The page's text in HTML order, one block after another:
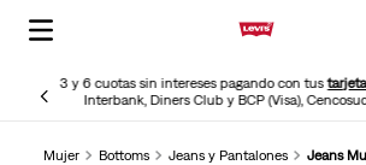
3 y 6 cuotas sin intereses pagando con tus
Interbank, Diners Club y BCP (Visa),
Mujer Bottoms Jeans y Pantalones Jeans